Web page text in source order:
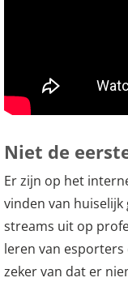
Niet de
Er zijn op het
vinden van
streams uit op
leren van esporters
zeker van dat er